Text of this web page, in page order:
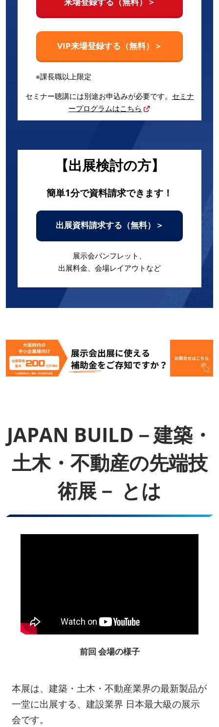
VIP来場登録する（無料）＞
※課長職以上限定
セミナー聴講には別途お申込みが必要です。 セミナ
ープログラムはこちら
【出展検討の方】
簡単1分で資料請求できます！
出展資料請求する（無料）＞
展示会パンフレット、
出展料金、会場レイアウトなど
JAPAN BUILD－建築・
土木・不動産の先端技
術展－ とは
前回 会場の様子
本展は、建築・土木・不動産業界の最新製品が
一堂に出展する、建設業界 日本最大級の展示
会です。